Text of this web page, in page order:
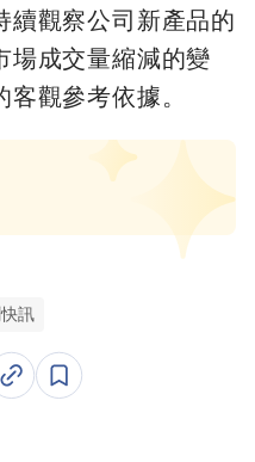
續觀察公司新產品的
場成交量縮減的變
觀參考依據。
訊